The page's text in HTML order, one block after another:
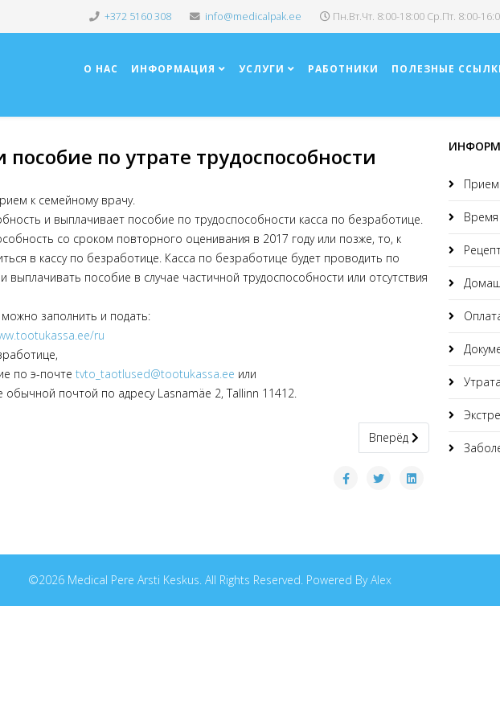
+372 5160 308 info@medicalpak.ee Пн.Вт.Чт. 8:00-18:00 Ср.Пт. 8:00-
О НАС ИНФОРМАЦИЯ УСЛУГИ РАБОТНИКИ ПОЛЕЗНЫЕ
по утрате трудоспособности
к семейному врачу.
и выплачивает пособие по трудоспособности касса по безработице.
со сроком повторного оценивания в 2017 году или позже, то, к
в кассу по безработице. Касса по безработице будет проводить по
пособие в случае частичной трудоспособности или отсутствия
заполнить и подать:
ru
по э-почте tvto_taotlused@tootukassa.ee или
почтой по адресу Lasnamäe 2, Tallinn 11412.
помощь Следующий материал:
Вперёд
©2026 Medical Pere Arsti Keskus. All Rights Reserved. Powered ByAlex